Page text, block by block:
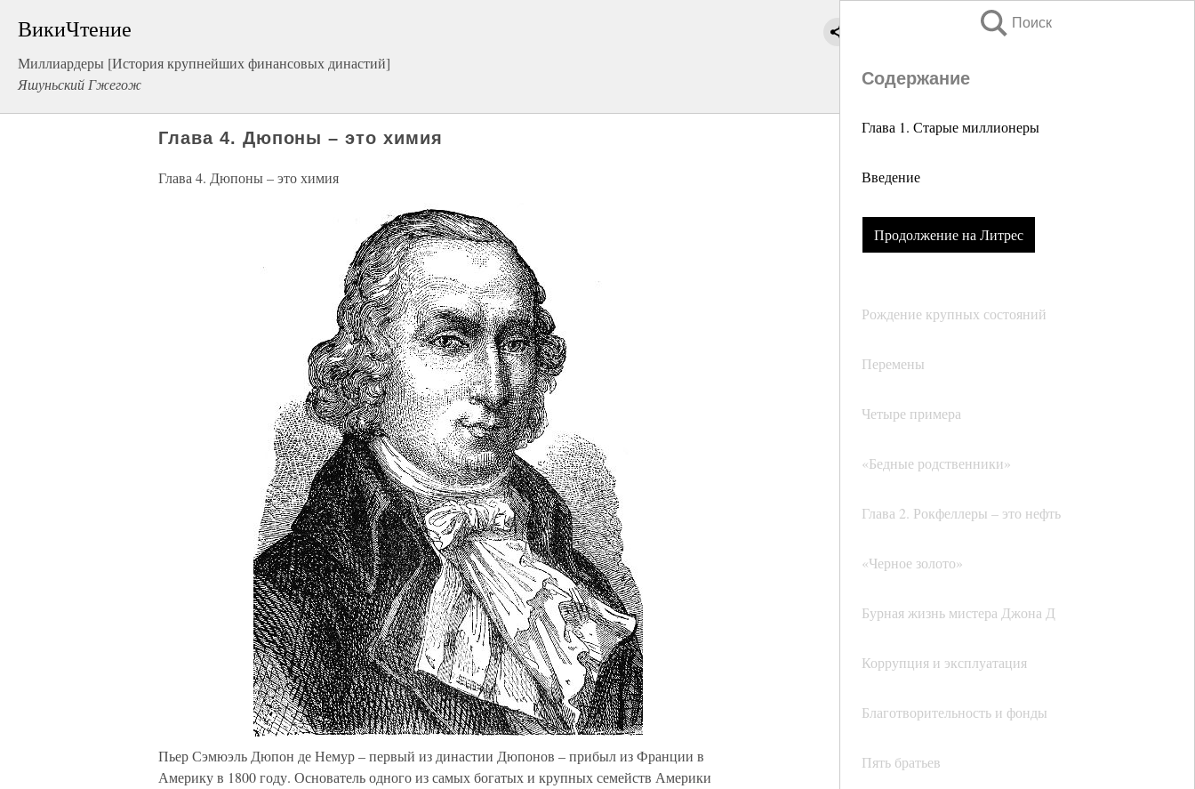
ВикиЧтение
Миллиардеры [История крупнейших финансовых династий]
Яшуньский Гжегож
Поиск
Содержание
Глава 1. Старые миллионеры
Введение
Продолжение на Литрес
Рождение крупных состояний
Перемены
Четыре примера
«Бедные родственники»
Глава 2. Рокфеллеры – это нефть
«Черное золото»
Бурная жизнь мистера Джона Д
Коррупция и эксплуатация
Благотворительность и фонды
Пять братьев
Глава 4. Дюпоны – это химия
Глава 4. Дюпоны – это химия
Пьер Сэмюэль Дюпон де Немур – первый из династии Дюпонов – прибыл из Франции в
Америку в 1800 году. Основатель одного из самых богатых и крупных семейств Америки